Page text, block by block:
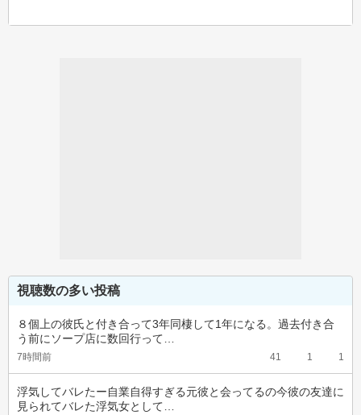
視聴数の多い投稿
８個上の彼氏と付き合って3年同棲して1年になる。過去付き合
う前にソープ店に数回行って…
7時間前 41 1 1
浮気してバレたー自業自得すぎる元彼と会ってるの今彼の友達に
見られてバレた浮気女として…